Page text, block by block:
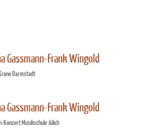
Gassmann-Frank Wingold
Darmstadt
Gassmann-Frank Wingold
Konzert Musikschule Jülich